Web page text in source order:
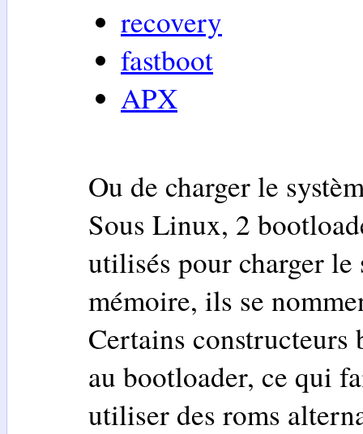
recovery
fastboot
APX
Ou de charger le
Sous Linux, 2
utilisés pour charger
mémoire, ils se
Certains constructeurs
au bootloader, ce qui
utiliser des roms